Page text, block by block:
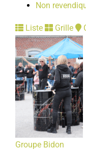
Non
Liste Grille
Groupe Bidon